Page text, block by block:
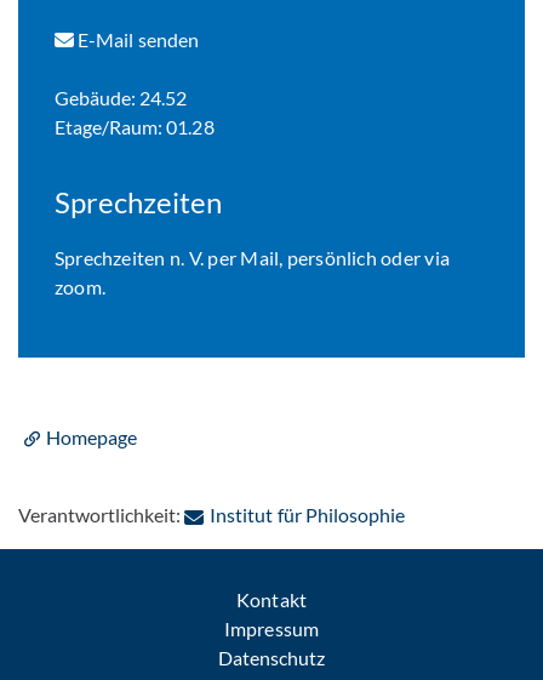
E-Mail senden
Gebäude: 24.52
Etage/Raum: 01.28
Sprechzeiten
Sprechzeiten n. V. per Mail, persönlich oder via
zoom.
Homepage
Verantwortlichkeit: Institut für Philosophie: Per E-Mail
Kontakt
Impressum
Datenschutz